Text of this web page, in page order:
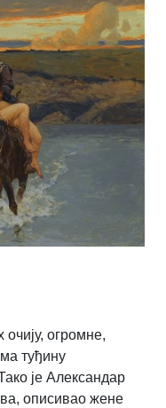
огромне,
туђину
је Александар
описивао жене